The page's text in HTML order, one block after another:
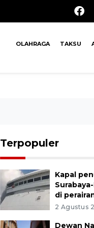
OLAHRAGA TAKSU
Terpopuler
Kapal
di
2 Agustus
Dewan